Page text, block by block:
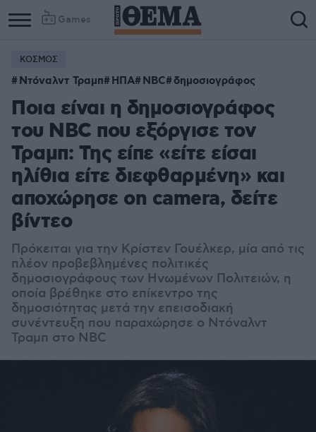
Games
ΚΟΣΜΟΣ
Ντόναλντ Τραμπ ΗΠΑ NBC δημοσιογράφος
Ποια είναι η δημοσιογράφος
του NBC που εξόργισε τον
Τραμπ: Της είπε «είτε είσαι
ηλίθια είτε διεφθαρμένη» και
αποχώρησε on camera, δείτε
βίντεο
Πρόκειται για την Κρίστεν Γουέλκερ, μία από τις
πλέον προβεβλημένες πολιτικές
δημοσιογράφους των Ηνωμένων Πολιτειών, η
οποία βρέθηκε στο επίκεντρο της
δημοσιότητας μετά την επεισοδιακή
συνέντευξη που παραχώρησε ο Ντόναλντ
Τραμπ στο NBC